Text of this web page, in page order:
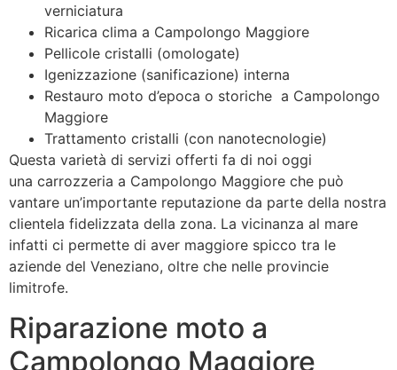
verniciatura
Ricarica clima a Campolongo Maggiore
Pellicole cristalli (omologate)
Igenizzazione (sanificazione) interna
Restauro moto d’epoca o storiche a Campolongo
Maggiore
Trattamento cristalli (con nanotecnologie)
Questa varietà di servizi offerti fa di noi oggi
una carrozzeria a Campolongo Maggiore che può
vantare un’importante reputazione da parte della nostra
clientela fidelizzata della zona. La vicinanza al mare
infatti ci permette di aver maggiore spicco tra le
aziende del Veneziano, oltre che nelle provincie
limitrofe.
Riparazione moto a
Campolongo Maggiore